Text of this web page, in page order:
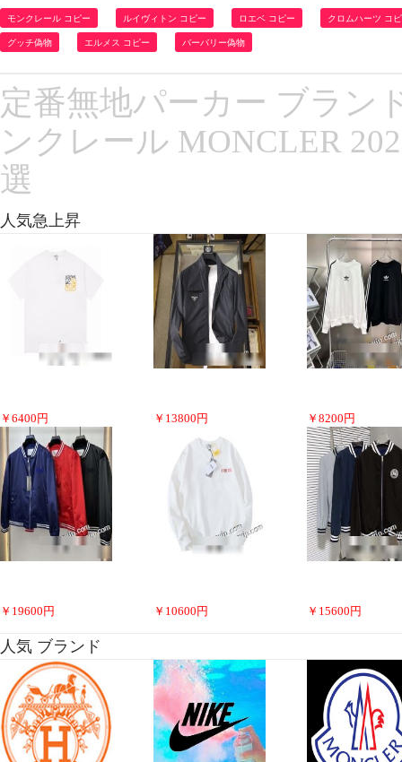
モンクレール コピー ルイヴィトン コピー ロエベ コピー クロムハーツ コ
グッチ偽物 エルメス コピー バーバリー偽物
定番無地パーカー ブラン
ンクレール MONCLER
選
人気急上昇
￥ 6400 円 ￥ 13800 円 ￥ 8200 円
￥ 19600 円 ￥ 10600 円 ￥ 15600 円
人気 ブランド